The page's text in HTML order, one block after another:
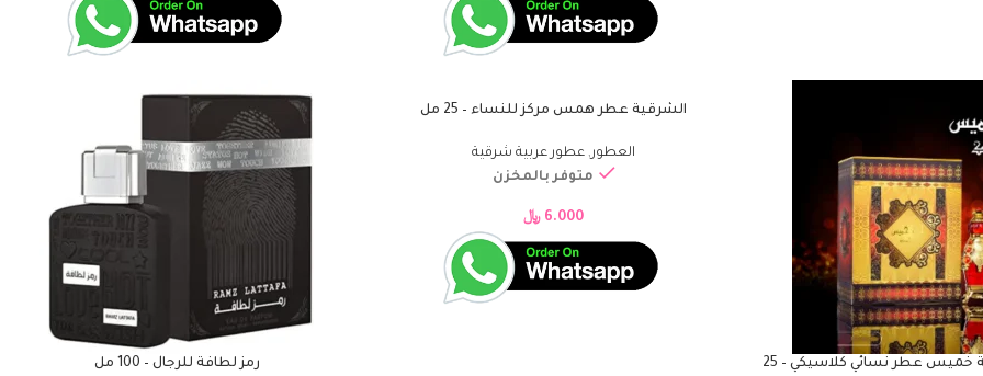
الشرقية عطر ليلة خميس عطر نسائي كلاسيكي – 25
إضافة إلى السلة
الشرقية عطر همس مركز للنساء – 25 مل
العطور,عطور عربية شرقية
متوفر بالمخزن
6.000 ﷼
إضافة إلى السلةرمز لطافة للرجال – 100 مل